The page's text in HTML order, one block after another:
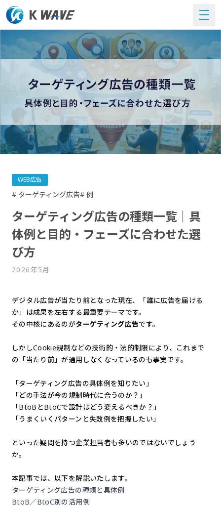
WEB広告
# ターゲティング広告# 例
ターゲティング広告の種類一覧｜具
体例と目的・フェーズに合わせた選
び方
2026年5月
デジタル広告が当たり前となった現在、「誰に広告を届ける
か」は成果を左右する最重要テーマです。
その中核にあるのがターゲティング広告です。
しかしCookie規制などの技術的・法的制限により、これまで
の「当たり前」が通用しなくなっているのも事実です。
「ターゲティング広告の具体例を知りたい」
「どの手法が今の規制時代に合うのか？」
「BtoBとBtoCで設計はどう変えるべきか？」
「うまくいくパターンと失敗例を把握したい」
といった疑問を持つ企業担当者も多いのではないでしょう
か。
本記事では、以下を解説いたします。
ターゲティング広告の種類と具体例
BtoB／BtoC別の活用例